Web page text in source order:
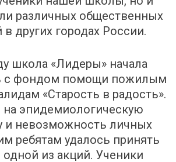
различных общественных
других городах России.
школа «Лидеры» начала
с фондом помощи пожилым
«Старость в радость».
на эпидемиологическую
и невозможность личных
ребятам удалось принять
одной из акций. Ученики